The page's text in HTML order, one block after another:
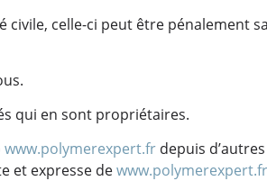
celle-ci peut être pénalement
qui en sont propriétaires.
www.polymerexpert.fr depuis
et expresse dewww.polymerexpert.fr